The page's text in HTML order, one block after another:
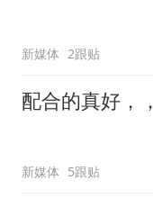
新媒体 2跟贴
配合的真好，
新媒体 5跟贴